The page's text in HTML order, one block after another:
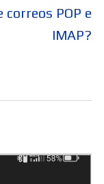
correos POP e
IMAP?